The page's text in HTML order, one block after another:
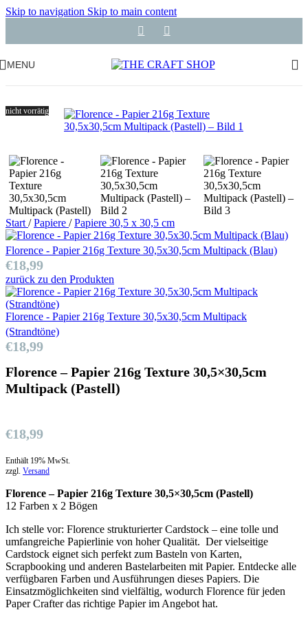
Skip to navigation Skip to main content
MENU
nicht vorrätig
Start / Papiere / Papiere 30,5 x 30,5 cm
Florence - Papier 216g Texture 30,5x30,5cm Multipack (Blau)
€18,99
zurück zu den Produkten
Florence - Papier 216g Texture 30,5x30,5cm Multipack
(Strandtöne)
€18,99
Florence – Papier 216g Texture 30,5×30,5cm
Multipack (Pastell)
€18,99
Enthält 19% MwSt.
zzgl. Versand
Florence – Papier 216g Texture 30,5×30,5cm (Pastell)
12 Farben x 2 Bögen
Ich stelle vor: Florence strukturierter Cardstock – eine tolle und
umfangreiche Papierlinie von hoher Qualität. Der vielseitige
Cardstock eignet sich perfekt zum Basteln von Karten,
Scrapbooking und anderen Bastelarbeiten mit Papier. Entdecke alle
verfügbaren Farben und Ausführungen dieses Papiers. Die
Einsatzmöglichkeiten sind vielfältig, wodurch Florence für jeden
Paper Crafter das richtige Papier im Angebot hat.